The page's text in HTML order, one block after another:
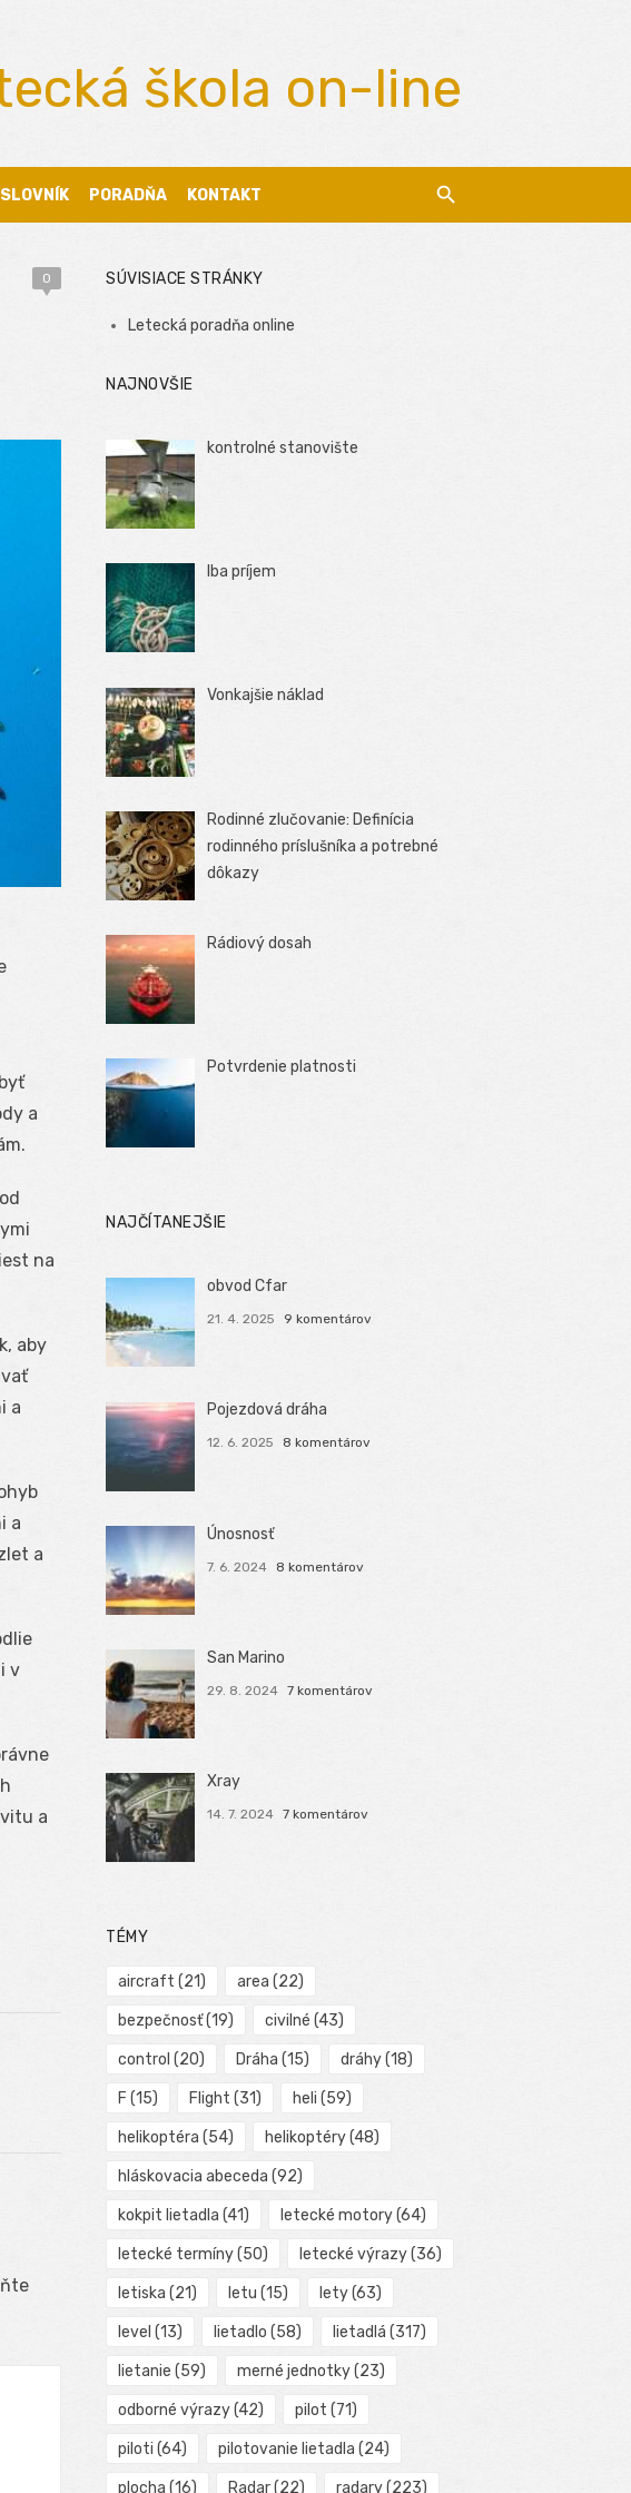
škola on-line
SLOVNÍK PORADŇA KONTAKT
0
a
na
aby
a
a
a
v
a
SÚVISIACE STRÁNKY
Letecká poradňa online
NAJNOVŠIE
kontrolné stanovište
Iba príjem
Vonkajšie náklad
Rodinné zlučovanie: Definícia
rodinného príslušníka a potrebné
dôkazy
Rádiový dosah
Potvrdenie platnosti
NAJČÍTANEJŠIE
obvod Cfar
21. 4. 2025 9 komentárov
Pojezdová dráha
12. 6. 2025 8 komentárov
Únosnosť
7. 6. 2024 8 komentárov
San Marino
29. 8. 2024 7 komentárov
Xray
14. 7. 2024 7 komentárov
TÉMY
aircraft (21) area (22)
bezpečnosť(19) civilné (43)
control (20) Dráha (15) dráhy(18)
F (15) Flight (31) heli (59)
helikoptéra (54) helikoptéry(48)
hláskovacia abeceda (92)
kokpit lietadla (41) letecké motory(64)
letecké termíny(50) letecké výrazy(36)
letiska (21) letu (15) lety(63)
level (13) lietadlo (58) lietadlá (317)
lietanie (59) merné jednotky(23)
odborné výrazy(42) pilot (71)
piloti (64) pilotovanie lietadla (24)
plocha (16) Radar(22) radary(223)